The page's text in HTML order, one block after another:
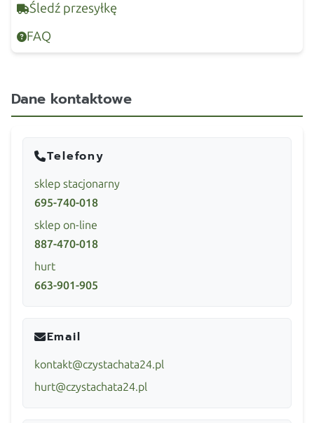
Śledź przesyłkę
FAQ
Dane kontaktowe
Telefony
sklep stacjonarny
695-740-018
sklep on-line
887-470-018
hurt
663-901-905
Email
kontakt@czystachata24.pl
hurt@czystachata24.pl